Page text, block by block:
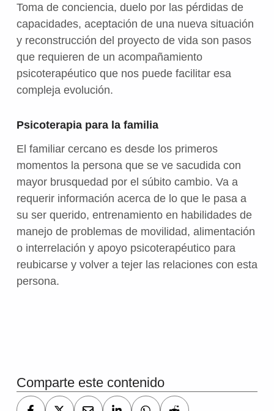
Toma de conciencia, duelo por las pérdidas de
capacidades, aceptación de una nueva situación
y reconstrucción del proyecto de vida son pasos
que requieren de un acompañamiento
psicoterapéutico que nos puede facilitar esa
compleja evolución.
Psicoterapia para la familia
El familiar cercano es desde los primeros
momentos la persona que se ve sacudida con
mayor brusquedad por el súbito cambio. Va a
requerir información acerca de lo que le pasa a
su ser querido, entrenamiento en habilidades de
manejo de problemas de movilidad, alimentación
o interrelación y apoyo psicoterapéutico para
reubicarse y volver a tejer las relaciones con esta
persona.
Comparte este contenido